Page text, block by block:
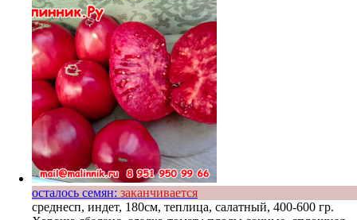
осталось семян: заканчивается
среднесп, индет, 180см, теплица, салатный, 400-600 гр.